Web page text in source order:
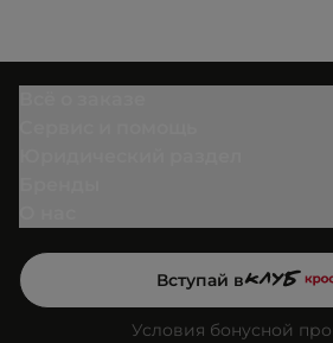
Вступай в
Условия бонусной